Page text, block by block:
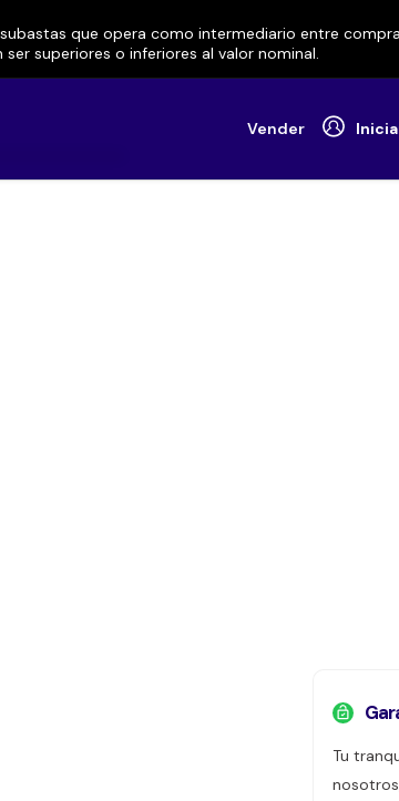
que opera como intermediario entre
superiores o inferiores al valor nominal.
Vender
Tu